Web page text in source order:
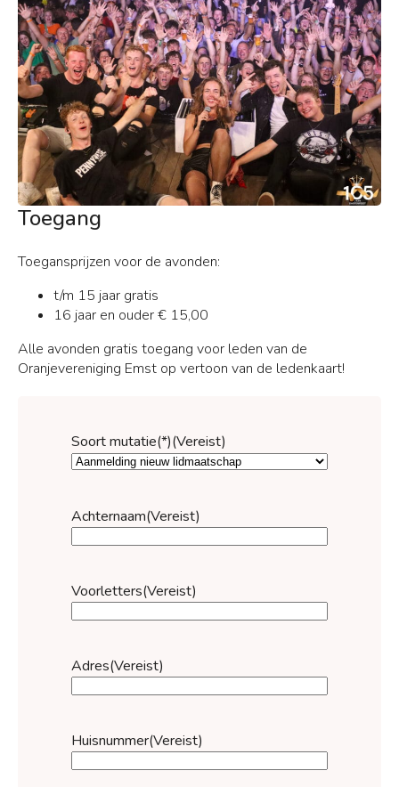
Toegang
Toegansprijzen voor de avonden:
t/m 15 jaar gratis
16 jaar en ouder € 15,00
Alle avonden gratis toegang voor leden van de
Oranjevereniging Emst op vertoon van de ledenkaart!
Soort mutatie(*)(Vereist)
Achternaam(Vereist)
Voorletters(Vereist)
Adres(Vereist)
Huisnummer(Vereist)